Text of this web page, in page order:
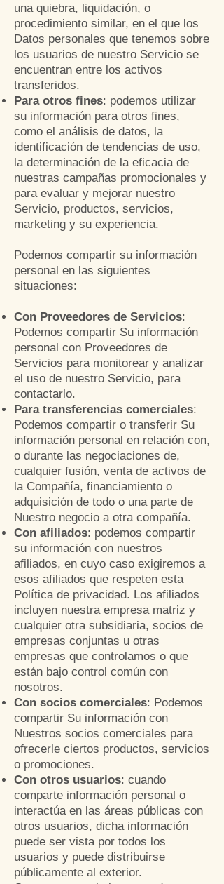
una quiebra, liquidación, o
procedimiento similar, en el que los
Datos personales que tenemos sobre
los usuarios de nuestro Servicio se
encuentran entre los activos
transferidos.
Para otros fines: podemos utilizar
su información para otros fines,
como el análisis de datos, la
identificación de tendencias de uso,
la determinación de la eficacia de
nuestras campañas promocionales y
para evaluar y mejorar nuestro
Servicio, productos, servicios,
marketing y su experiencia.
Podemos compartir su información
personal en las siguientes
situaciones:
Con Proveedores de Servicios:
Podemos compartir Su información
personal con Proveedores de
Servicios para monitorear y analizar
el uso de nuestro Servicio, para
contactarlo.
Para transferencias comerciales:
Podemos compartir o transferir Su
información personal en relación con,
o durante las negociaciones de,
cualquier fusión, venta de activos de
la Compañía, financiamiento o
adquisición de todo o una parte de
Nuestro negocio a otra compañía.
Con afiliados: podemos compartir
su información con nuestros
afiliados, en cuyo caso exigiremos a
esos afiliados que respeten esta
Política de privacidad. Los afiliados
incluyen nuestra empresa matriz y
cualquier otra subsidiaria, socios de
empresas conjuntas u otras
empresas que controlamos o que
están bajo control común con
nosotros.
Con socios comerciales: Podemos
compartir Su información con
Nuestros socios comerciales para
ofrecerle ciertos productos, servicios
o promociones.
Con otros usuarios: cuando
comparte información personal o
interactúa en las áreas públicas con
otros usuarios, dicha información
puede ser vista por todos los
usuarios y puede distribuirse
públicamente al exterior.